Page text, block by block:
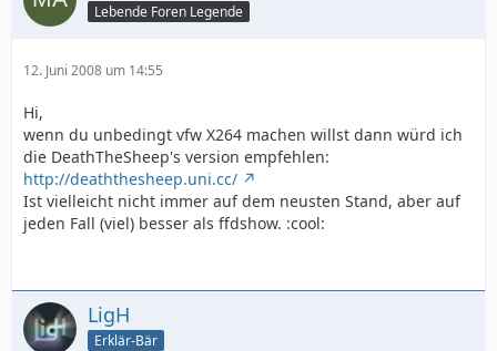
Lebende Foren Legende
12. Juni 2008 um 14:55
Hi,
wenn du unbedingt vfw X264 machen willst dann würd ich
die DeathTheSheep's version empfehlen:
http://deaththesheep.uni.cc/
Ist vielleicht nicht immer auf dem neusten Stand, aber auf
jeden Fall (viel) besser als ffdshow. :cool:
LigH
Erklär-Bär